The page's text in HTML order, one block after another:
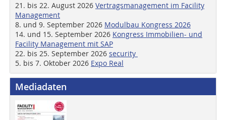
21. bis 22. August 2026 Vertragsmanagement im Facility
Management
8. und 9. September 2026 Modulbau Kongress 2026
14. und 15. September 2026 Kongress Immobilien- und
Facility Management mit SAP
22. bis 25. September 2026 security
5. bis 7. Oktober 2026 Expo Real
Mediadaten